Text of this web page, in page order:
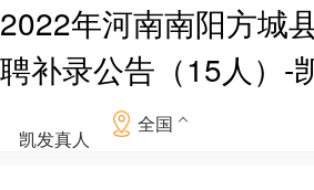
2022年河南南阳方城
聘补录公告（15人）-
凯发真人
全国